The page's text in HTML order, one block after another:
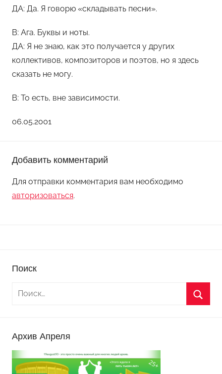
ДА: Да. Я говорю «складывать песни».
В: Ага. Буквы и ноты.
ДА: Я не знаю, как это получается у других
коллективов, композиторов и поэтов, но я здесь
сказать не могу.
В: То есть, вне зависимости.
06.05.2001
Добавить комментарий
Для отправки комментария вам необходимо
авторизоваться.
Поиск
Архив Апреля